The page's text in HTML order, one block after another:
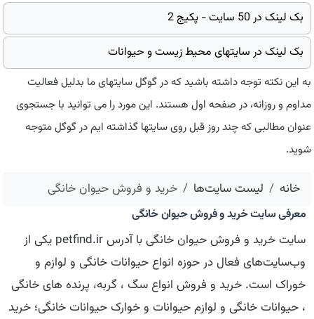
بک لینک در 50 سایت - پکیج 2
بک لینک در سایتهای محیط زیست و حیوانات
به این نکته توجه داشته باشید که در گوگل سایتهای ما بدلیل فعالیت
مداوم و روزانه، در صفحه اول هستند. این مورد را می توانید با جستجوی
عنوان مطالبی که چند روز قبل روی سایتها گذاشته ایم در گوگل متوجه
شوید.
خانه لیست سایت‌ها خرید و فروش حیوان خانگی
معرفی سایت خرید و فروش حیوان خانگی
سایت خرید و فروش حیوان خانگی با آدرس petfind.ir یکی از
وب‌سایت‌های فعال در حوزه انواع حیوانات خانگی و لوازم و
خوراک است. خرید و فروش انواع سگ ، گربه، پرنده های خانگی
، حیوانات خانگی و لوازم حیوانات و خوارک حیوانات خانگی؛ خرید